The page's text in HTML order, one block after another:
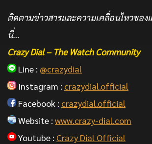
ติดตามข่าวสารและความเคลื่อนไหวของ
นี่…
Crazy Dial – The Watch Community
Line : @crazydial
Instagram : crazydial.official
Facebook : crazydial.official
Website : www.crazy-dial.com
Youtube : Crazy Dial Official